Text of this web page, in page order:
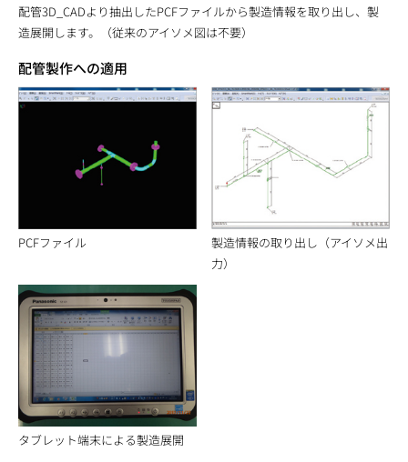
配管3D_CADより抽出したPCFファイルから製造情報を取り出し、製
造展開します。（従来のアイソメ図は不要）
配管製作への適用
PCFファイル
製造情報の取り出し（アイソメ出
力）
タブレット端末による製造展開